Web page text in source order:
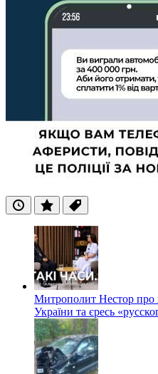
ОстанніПопулярні
Теги
Митрополит Нестор про
України та єресь